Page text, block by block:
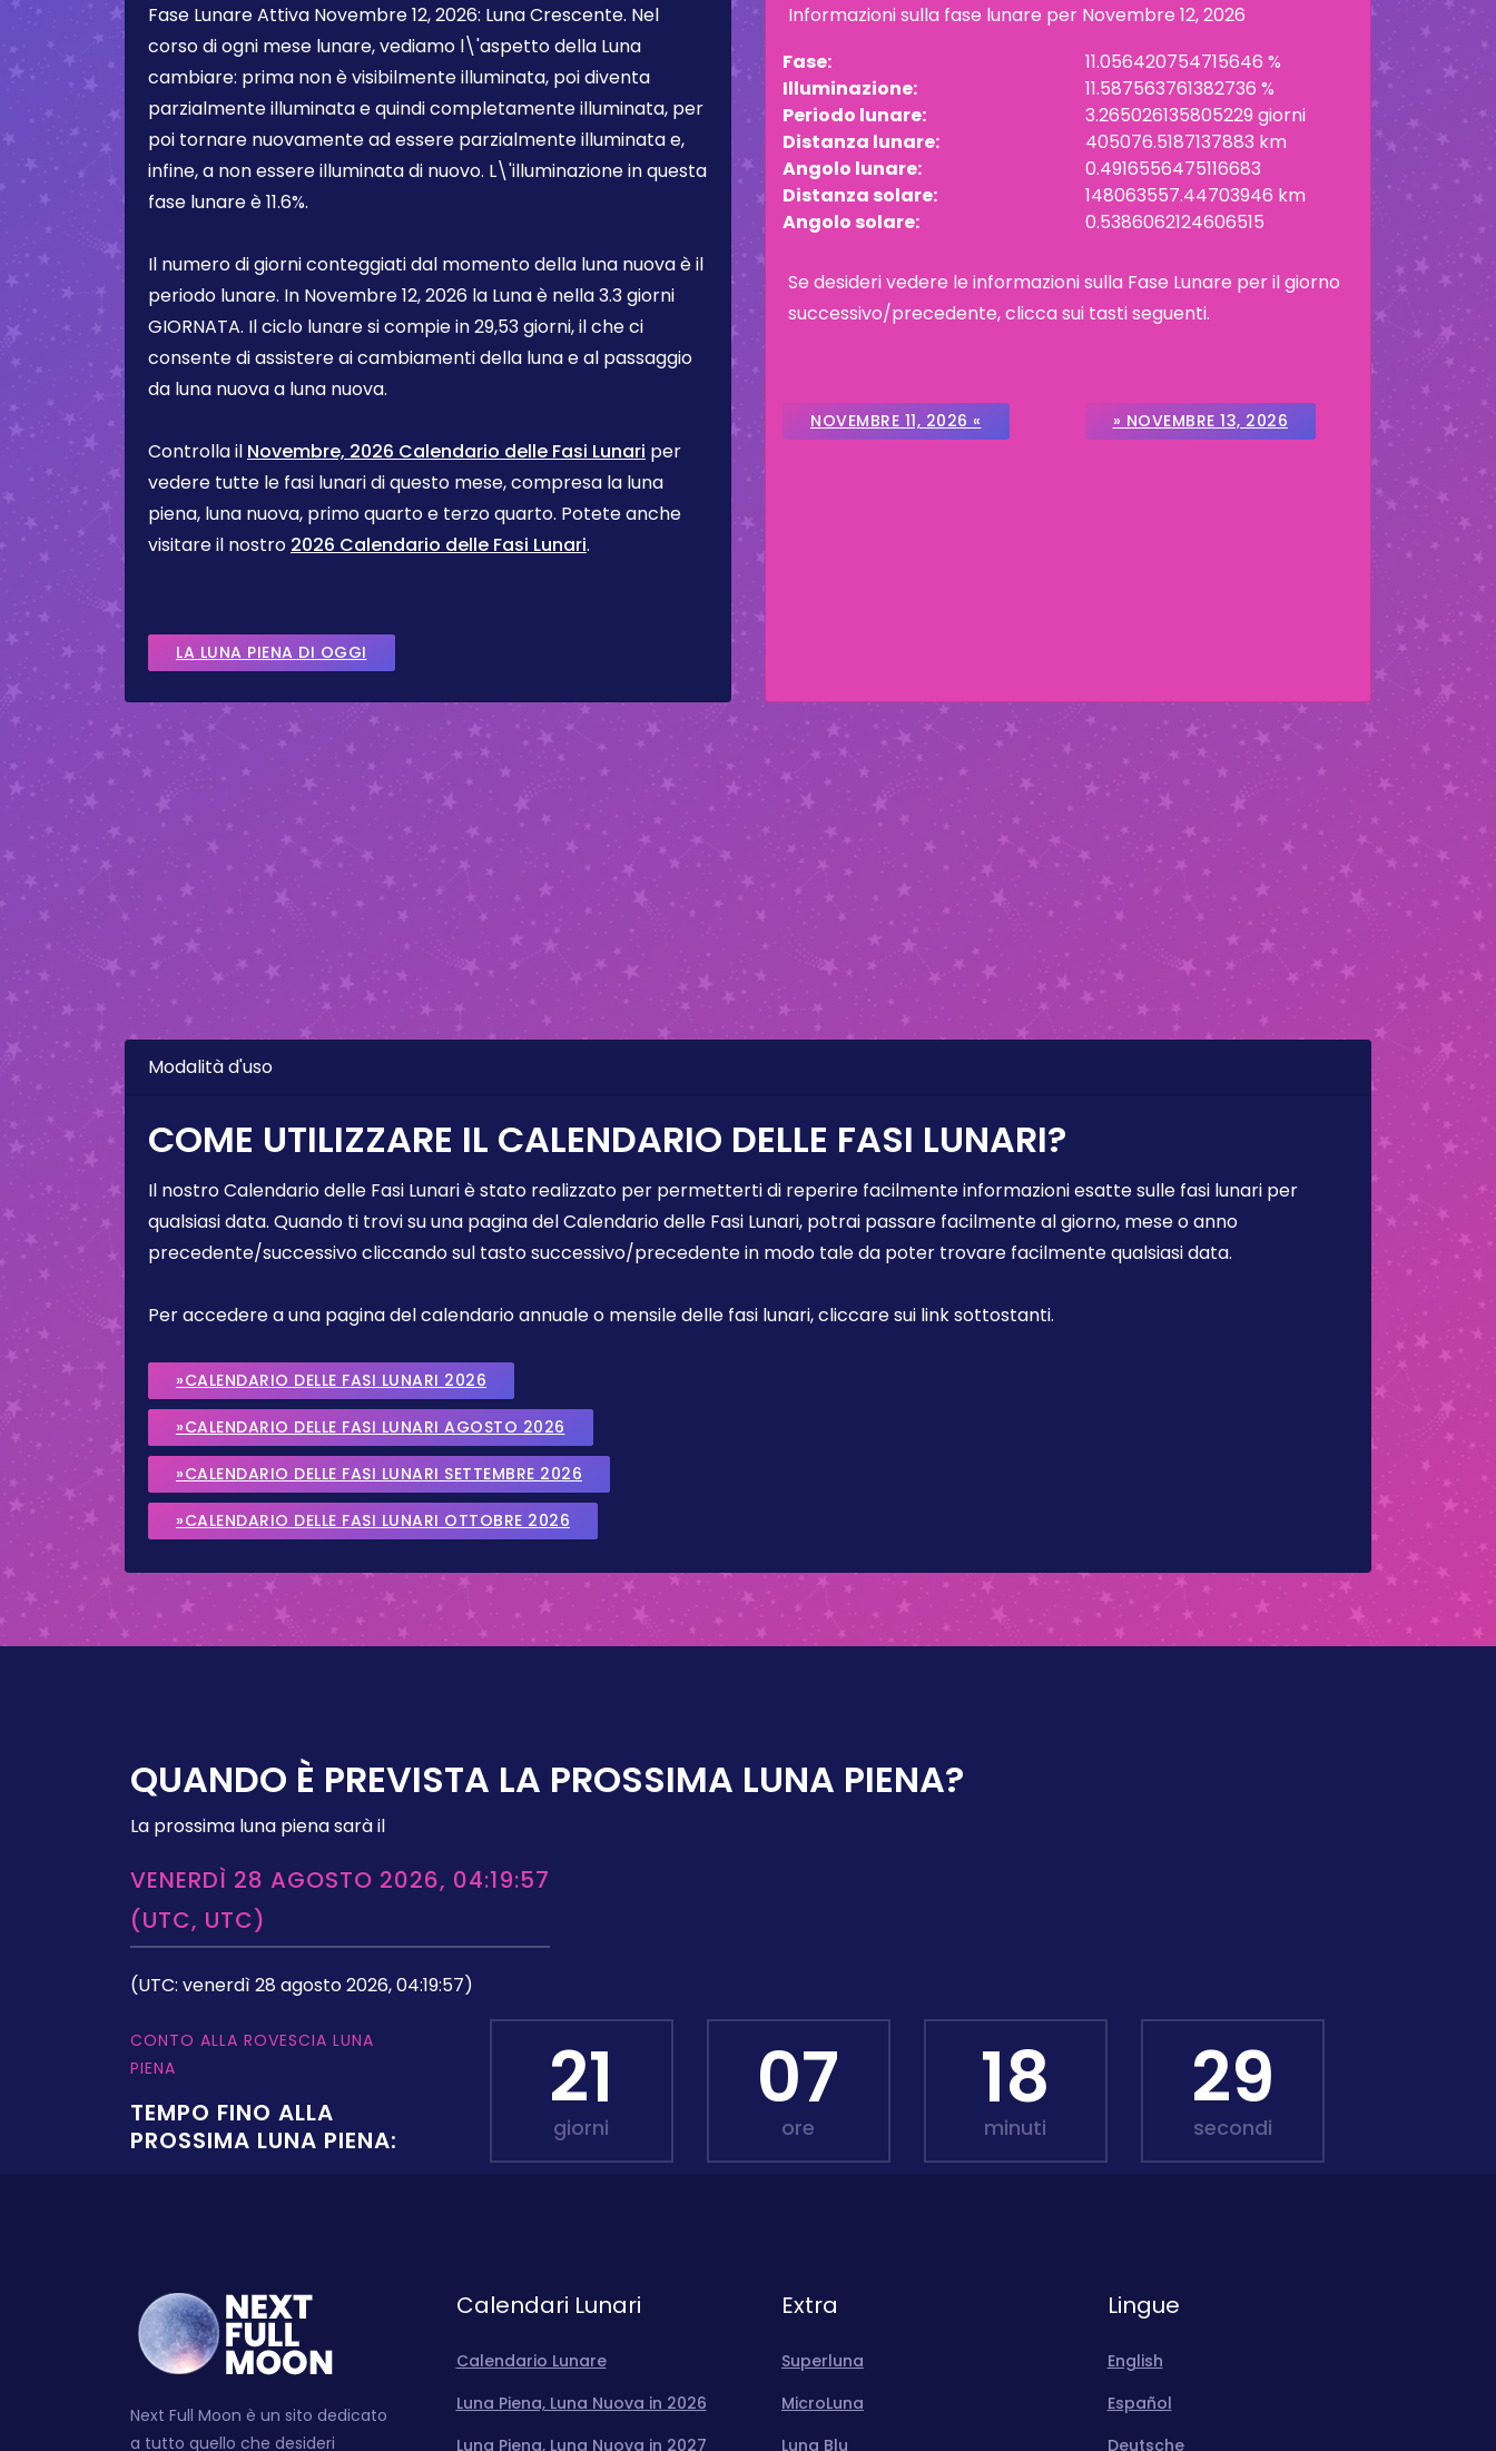
Fase Lunare Attiva Novembre 12, 2026: Luna Crescente. Nel
corso di ogni mese lunare, vediamo l\'aspetto della Luna
cambiare: prima non è visibilmente illuminata, poi diventa
parzialmente illuminata e quindi completamente illuminata, per
poi tornare nuovamente ad essere parzialmente illuminata e,
infine, a non essere illuminata di nuovo. L\'illuminazione in questa
fase lunare è11.6%.
Il numero di giorni conteggiati dal momento della luna nuova è il
periodo lunare. In Novembre 12, 2026 la Luna è nella3.3 giorni
GIORNATA. Il ciclo lunare si compie in 29,53 giorni, il che ci
consente di assistere ai cambiamenti della luna e al passaggio
da luna nuova a luna nuova.
Controlla il Novembre, 2026 Calendario delle Fasi Lunari per
vedere tutte le fasi lunari di questo mese, compresa la luna
piena, luna nuova, primo quarto e terzo quarto. Potete anche
visitare il nostro 2026 Calendario delle Fasi Lunari.
LA LUNA PIENA DI OGGI
Informazioni sulla fase lunare per Novembre 12, 2026
Fase:
11.056420754715646 %
Illuminazione:
11.587563761382736 %
Periodo lunare:
3.265026135805229 giorni
Distanza lunare:
405076.5187137883 km
Angolo lunare:
0.4916556475116683
Distanza solare:
148063557.44703946 km
Angolo solare:
0.5386062124606515
Se desideri vedere le informazioni sulla Fase Lunare per il giorno
successivo/precedente, clicca sui tasti seguenti.
NOVEMBRE 11, 2026 « » NOVEMBRE 13, 2026
Modalità d'uso
COME UTILIZZARE IL CALENDARIO DELLE FASI LUNARI?
Il nostro Calendario delle Fasi Lunari è stato realizzato per permetterti di reperire facilmente informazioni esatte sulle fasi lunari per
qualsiasi data. Quando ti trovi su una pagina del Calendario delle Fasi Lunari, potrai passare facilmente al giorno, mese o anno
precedente/successivo cliccando sul tasto successivo/precedente in modo tale da poter trovare facilmente qualsiasi data.
Per accedere a una pagina del calendario annuale o mensile delle fasi lunari, cliccare sui link sottostanti.
»CALENDARIO DELLE FASI LUNARI 2026
»CALENDARIO DELLE FASI LUNARI AGOSTO 2026
»CALENDARIO DELLE FASI LUNARI SETTEMBRE 2026
»CALENDARIO DELLE FASI LUNARI OTTOBRE 2026
QUANDO È PREVISTA LA PROSSIMA LUNA PIENA?
La prossima luna piena sarà il
VENERDÌ 28 AGOSTO 2026, 04:19:57
(UTC, UTC)
(UTC: venerdì 28 agosto 2026, 04:19:57)
CONTO ALLA ROVESCIA LUNA
PIENA
TEMPO FINO ALLA
PROSSIMA LUNA PIENA:
21
giorni
07
ore
18
minuti
27
secondi
Next Full Moon è un sito dedicato
a tutto quello che desideri
Calendari Lunari
Calendario Lunare
Luna Piena, Luna Nuova in 2026
Luna Piena, Luna Nuova in 2027
Extra
Superluna
MicroLuna
Luna Blu
Lingue
English
Español
Deutsche